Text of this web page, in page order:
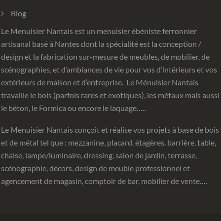
Blog
Le Menuisier Nantais est un menuisier ébéniste ferronnier
artisanal basé à Nantes dont la spécialité est la conception /
design et la fabrication sur-mesure de meubles, de mobilier, de
scénographies, et d’ambiances de vie pour vos d’intérieurs et vos
extérieurs de maison et d’entreprise. Le Ménuisier Nantais
travaille le bois (parfois rares et exotiques), les métaux mais aussi
le béton, le Formica ou encore le laquage…..
Le Menuisier Nantais conçoit et réalise vos projets à base de bois
et de métal tel que : mezzanine, placard, étagères, barrière, table,
chaise, lampe/luminaire, dressing, salon de jardin, terrasse,
scénographie, décors, design de meuble professionnel et
agencement de magasin, comptoir de bar, mobilier de vente….